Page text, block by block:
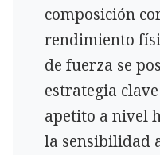
composición
rendimiento
de fuerza se
estrategia
apetito a nivel
la sensibilidad